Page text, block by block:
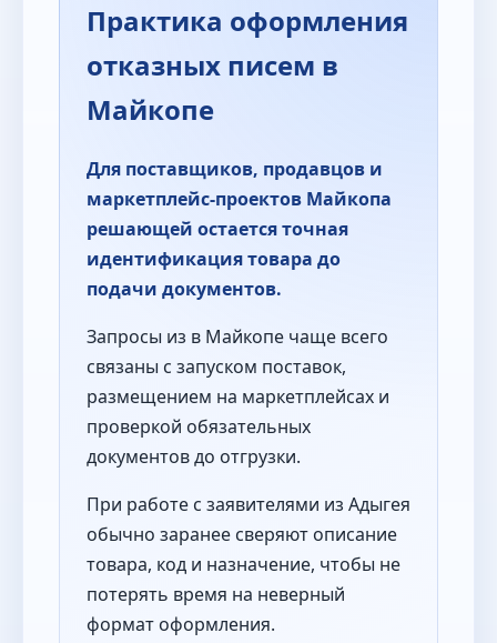
Практика оформления
отказных писем в
Майкопе
Для поставщиков, продавцов и
маркетплейс-проектов Майкопа
решающей остается точная
идентификация товара до
подачи документов.
Запросы из в Майкопе чаще всего
связаны с запуском поставок,
размещением на маркетплейсах и
проверкой обязательных
документов до отгрузки.
При работе с заявителями из Адыгея
обычно заранее сверяют описание
товара, код и назначение, чтобы не
потерять время на неверный
формат оформления.